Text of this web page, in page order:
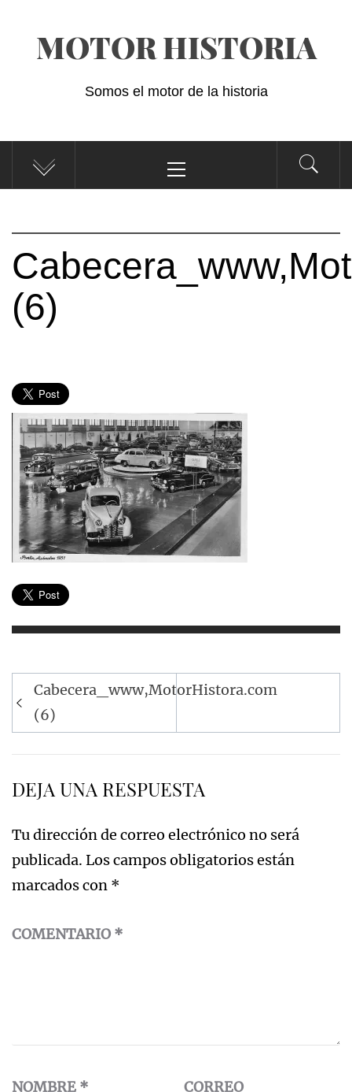
contenidoMOTOR HISTORIA
Somos el motor de la historia
principal
(6)
Navegación
de
entradas
Cabecera_www,MotorHistora.com
(6)
DEJA UNA RESPUESTA
Tu dirección de correo electrónico no será
publicada. Los campos obligatorios están
marcados con *
COMENTARIO *
NOMBRE *
CORREO